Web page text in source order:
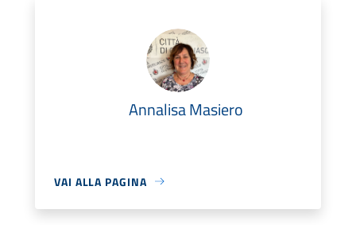
Annalisa Masiero
VAI ALLA PAGINA